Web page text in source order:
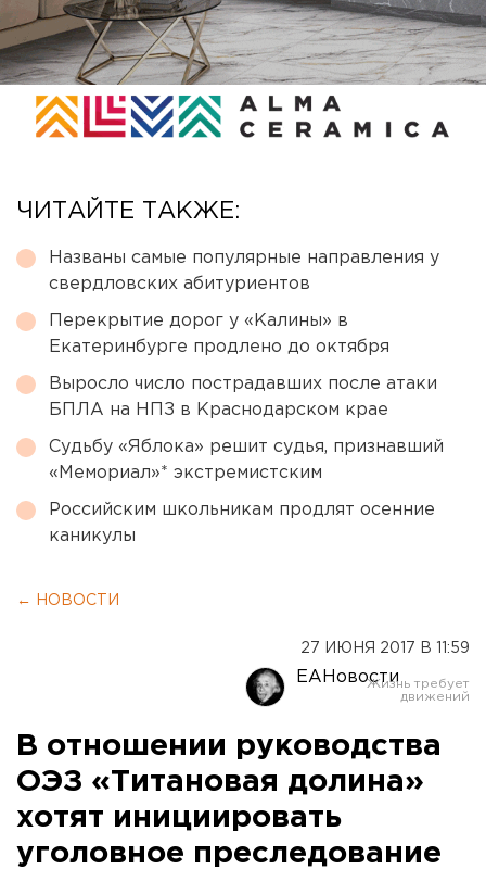
ЧИТАЙТЕ ТАКЖЕ:
Названы самые популярные направления у
свердловских абитуриентов
Перекрытие дорог у «Калины» в
Екатеринбурге продлено до октября
Выросло число пострадавших после атаки
БПЛА на НПЗ в Краснодарском крае
Судьбу «Яблока» решит судья, признавший
«Мемориал»* экстремистским
Российским школьникам продлят осенние
каникулы
← НОВОСТИ
27 ИЮНЯ 2017 В 11:59
ЕАНовости
В отношении руководства
ОЭЗ «Титановая долина»
хотят инициировать
уголовное преследование